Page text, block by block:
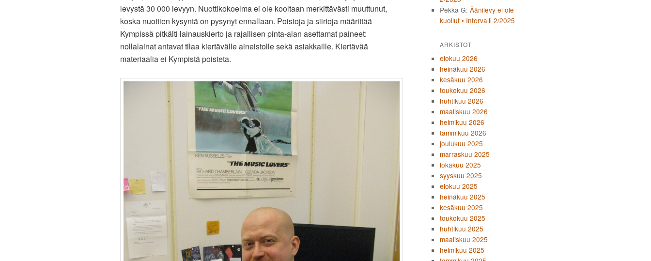
levystä 30 000 levyyn. Nuottikokoelma ei ole kooltaan merkittävästi muuttunut,
koska nuottien kysyntä on pysynyt ennallaan. Poistoja ja siirtoja määrittää
Kympissä pitkälti lainauskierto ja rajallisen pinta-alan asettamat paineet:
nollalainat antavat tilaa kiertävälle aineistolle sekä asiakkaille. Kiertävää
materiaalia ei Kympistä poisteta.
Pekka G: Äänilevy ei ole
kuollut • Intervalli 2/2025
ARKISTOT
elokuu 2026
heinäkuu 2026
kesäkuu 2026
toukokuu 2026
huhtikuu 2026
maaliskuu 2026
helmikuu 2026
tammikuu 2026
joulukuu 2025
marraskuu 2025
lokakuu 2025
syyskuu 2025
elokuu 2025
heinäkuu 2025
kesäkuu 2025
toukokuu 2025
huhtikuu 2025
maaliskuu 2025
helmikuu 2025